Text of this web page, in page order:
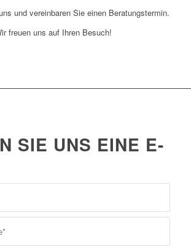
und vereinbaren Sie einen Beratungstermin.
freuen uns auf Ihren Besuch!
SIE UNS EINE E-